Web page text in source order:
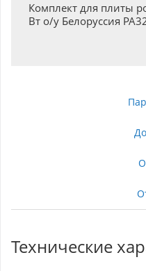
Комплект для плиты
Вт о/у Белоруссия
Технические